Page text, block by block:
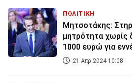
ΠΟΛΙΤΙΚΗ
Μητσοτάκης:
μητρότητα χωρίς
1000 ευρώ για
21 Απρ 2024 10:08